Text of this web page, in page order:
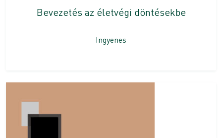
Bevezetés az életvégi döntésekbe
Ingyenes